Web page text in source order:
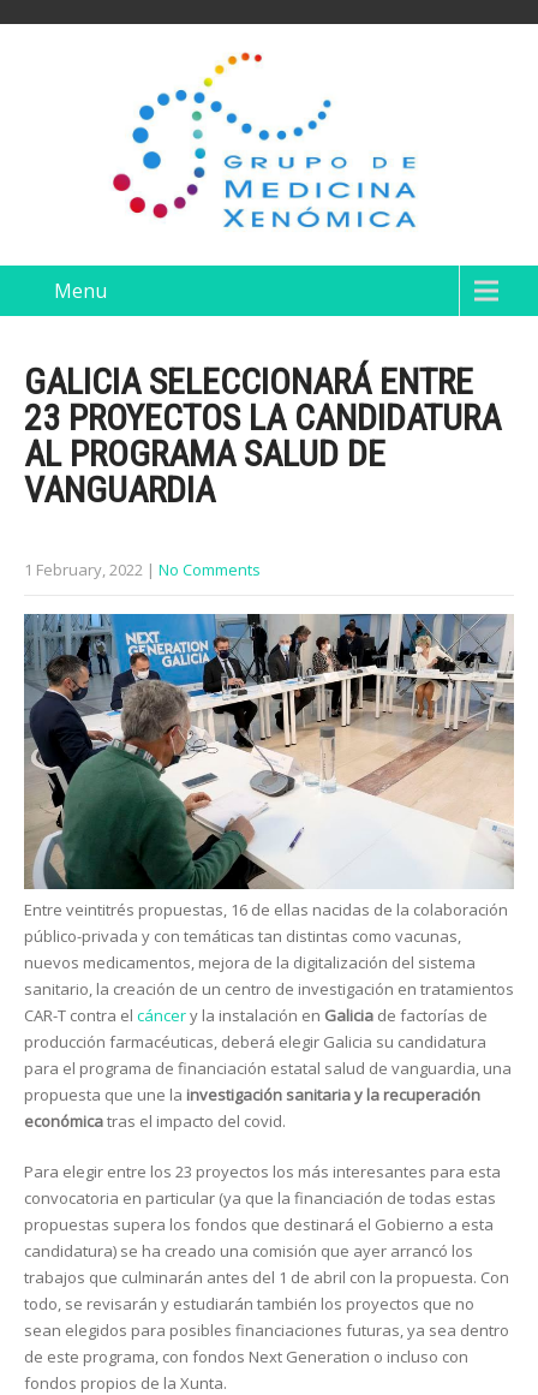
Menu
GALICIA SELECCIONARÁ ENTRE
23 PROYECTOS LA CANDIDATURA
AL PROGRAMA SALUD DE
VANGUARDIA
1 February, 2022 | No Comments
Entre veintitrés propuestas, 16 de ellas nacidas de la colaboración
público-privada y con temáticas tan distintas como vacunas,
nuevos medicamentos, mejora de la digitalización del sistema
sanitario, la creación de un centro de investigación en tratamientos
CAR-T contra el cáncery la instalación en Galicia de factorías de
producción farmacéuticas, deberá elegir Galicia su candidatura
para el programa de financiación estatal salud de vanguardia, una
propuesta que une la investigación sanitaria y la recuperación
económicatras el impacto del covid.
Para elegir entre los 23 proyectos los más interesantes para esta
convocatoria en particular (ya que la financiación de todas estas
propuestas supera los fondos que destinará el Gobierno a esta
candidatura) se ha creado una comisión que ayer arrancó los
trabajos que culminarán antes del 1 de abril con la propuesta. Con
todo, se revisarán y estudiarán también los proyectos que no
sean elegidos para posibles financiaciones futuras, ya sea dentro
de este programa, con fondos Next Generation o incluso con
fondos propios de la Xunta.